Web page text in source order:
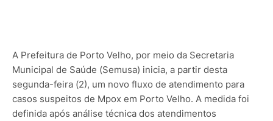
A Prefeitura de Porto Velho, por meio da Secretaria
Municipal de Saúde (Semusa) inicia, a partir desta
segunda-feira (2), um novo fluxo de atendimento para
casos suspeitos de Mpox em Porto Velho. A medida foi
definida após análise técnica dos atendimentos